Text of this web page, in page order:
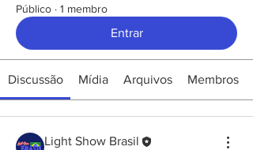
Público · 1 membro
Entrar
Discussão Mídia Arquivos Membros
Light Show Brasil